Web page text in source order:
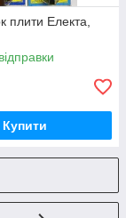
плити Електа,
Купити